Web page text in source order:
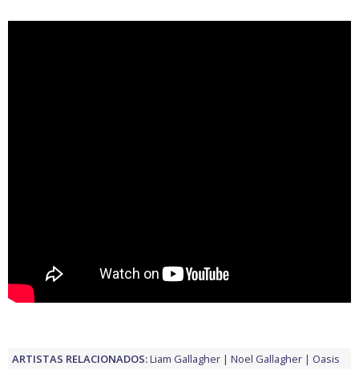
ARTISTAS RELACIONADOS:Liam Gallagher Noel Gallagher Oasis